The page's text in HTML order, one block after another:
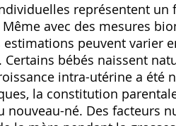
représentent
avec des mesures
estimations peuvent varier
bébés naissent
intra-utérine a été
la constitution
nouveau-né. Des facteurs